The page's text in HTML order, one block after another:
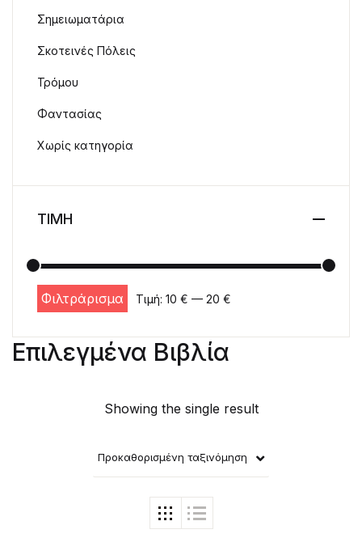
Επιλεγμένα Βιβλία
Showing the single result
Προκαθορισμένη ταξινόμηση
Σημειωματάρια
Σκοτεινές Πόλεις
Τρόμου
Φαντασίας
Χωρίς κατηγορία
ΤΙΜΗ
Ελάχιστη τιμή
Μέγιστη τιμή
Φιλτράρισμα Τιμή: 10 € — 20 €